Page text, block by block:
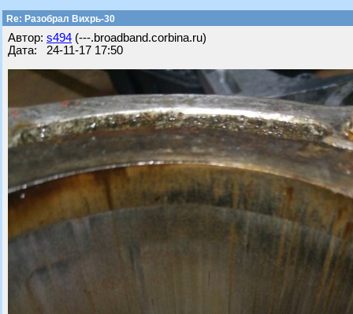
Re: Разобрал Вихрь-30
Автор: s494 (---.broadband.corbina.ru)
Дата: 24-11-17 17:50